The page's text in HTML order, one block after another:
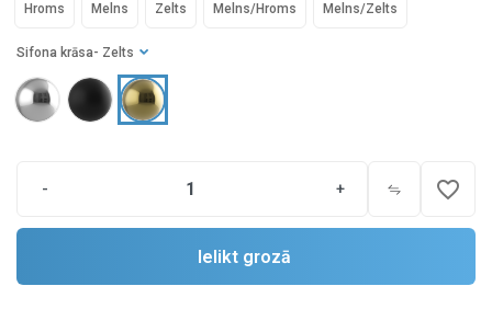
Sifona krāsa - Zelts
Hroms Melns Zelts Melns/Hroms Melns/Zelts
- + favorite_border
Ielikt grozā